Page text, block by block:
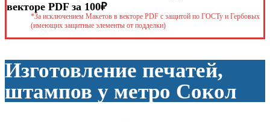
векторе PDF за 100₽
*За исключением Макетов в векторе PDF с защитой по ГОСТу и Гербовых
(имеющих защитные элементы от подделки)
Изготовление печатей,
штампов у метро Сокол